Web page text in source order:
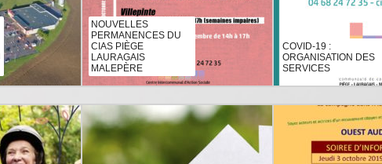
NOUVELLES
PERMANENCES DU
CIAS PIÈGE
LAURAGAIS
MALEPÈRE
COVID-19 :
ORGANISATION DES
SERVICES